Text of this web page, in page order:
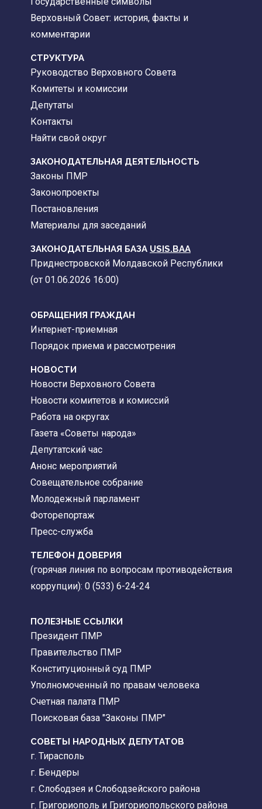
Верховный Совет: история, факты и
комментарии
CТРУКТУРА
Руководство Верховного Совета
Комитеты и комиссии
Депутаты
Контакты
Найти свой округ
ЗАКОНОДАТЕЛЬНАЯ ДЕЯТЕЛЬНОСТЬ
Законы ПМР
Законопроекты
Постановления
Материалы для заседаний
ЗАКОНОДАТЕЛЬНАЯ БАЗА USIS.BAA
Приднестровской Молдавской Республики
(от 01.06.2026 16:00)
ОБРАЩЕНИЯ ГРАЖДАН
Интернет-приемная
Порядок приема и рассмотрения
НОВОСТИ
Новости Верховного Совета
Новости комитетов и комиссий
Работа на округах
Газета «Советы народа»
Депутатский час
Анонс мероприятий
Совещательное собрание
Молодежный парламент
Фоторепортаж
Пресс-служба
ТЕЛЕФОН ДОВЕРИЯ
(горячая линия по вопросам противодействия
коррупции): 0 (533) 6-24-24
ПОЛЕЗНЫЕ ССЫЛКИ
Президент ПМР
Правительство ПМР
Конституционный суд ПМР
Уполномоченный по правам человека
Счетная палата ПМР
Поисковая база "Законы ПМР"
СОВЕТЫ НАРОДНЫХ ДЕПУТАТОВ
г. Тирасполь
г. Бендеры
г. Слободзея и Слободзейского района
г. Григориополь и Григориопольского района